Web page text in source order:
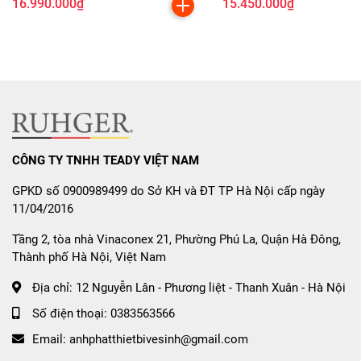
⚠️ Lưu ý: Không dùng vật sắc nhọn chà lên mặt kính để
tránh làm mòn lớp phủ nano.
🌟2.3. Chống Bám Vân Tay –
Dễ Lau Chùi Dầu Mỡ
Nhờlớp phủ hydrophobic, mặt kính Kocher X-Nano 9
chống bám dầu mỡ, hạn chế vết ố và dấu tay.
Chỉ cần lau nhẹ bằng khăn ẩm, bề mặt đã sạch bóng – giữ
cho căn bếp luôn sáng, sang trọng và sạch sẽ.
16.990.000₫ 15.450.000₫
CÔNG TY TNHH TEADY VIỆT NAM
GPKD số 0900989499 do Sở KH và ĐT TP Hà Nội cấp ngày
11/04/2016
Tầng 2, tòa nhà Vinaconex 21, Phường Phú La, Quận Hà Đông,
Thành phố Hà Nội, Việt Nam
Địa chỉ: 12 Nguyễn Lân - Phương liệt - Thanh Xuân - Hà Nội
Số điện thoại: 0383563566
Email: anhphatthietbivesinh@gmail.com